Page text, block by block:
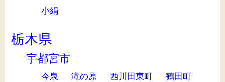
小絹
栃木県
宇都宮市
今泉 滝の原 西川田東町 鶴田町